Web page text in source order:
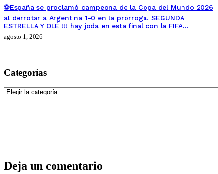
⚽España se proclamó campeona de la Copa del Mundo 2026
al derrotar a Argentina 1-0 en la prórroga. SEGUNDA
ESTRELLA Y OLÉ !!! hay joda en esta final con la FIFA…
agosto 1, 2026
Categorías
Categorías
Deja un comentario